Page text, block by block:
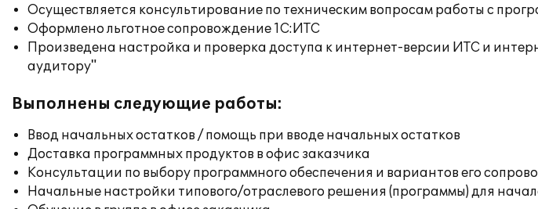
Осуществляется консультирование по техническим вопросам работы с
Оформлено льготное сопровождение 1С:ИТС
Произведена настройка и проверка доступа к интернет-версии ИТС и
аудитору"
Выполнены следующие работы:
Ввод начальных остатков / помощь при вводе начальных остатков
Доставка программных продуктов в офис заказчика
Консультации по выбору программного обеспечения и вариантов его
Начальные настройки типового/отраслевого решения (программы) для